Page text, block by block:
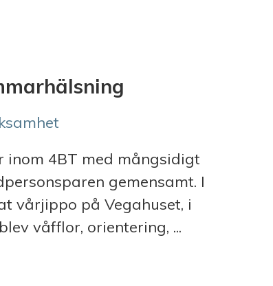
NU PÅ SVENSKA
inom 4BT med mångsidigt
gemensamt. I
vårjippo på Vegahuset, i
våfflor, orientering, ...